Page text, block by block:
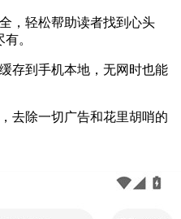
轻松帮助读者找到心头
。
到手机本地，无网时也能
除一切广告和花里胡哨的